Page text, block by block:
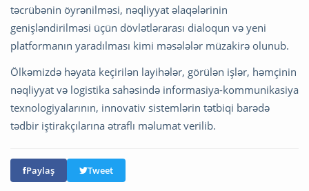
təcrübənin öyrənilməsi, nəqliyyat əlaqələrinin
genişləndirilməsi üçün dövlətlərarası dialoqun və yeni
platformanın yaradılması kimi məsələlər müzakirə olunub.
Ölkəmizdə həyata keçirilən layihələr, görülən işlər, həmçinin
nəqliyyat və logistika sahəsində informasiya-kommunikasiya
texnologiyalarının, innovativ sistemlərin tətbiqi barədə
tədbir iştirakçılarına ətraflı məlumat verilib.
Paylaş Tweet